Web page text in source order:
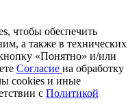
чтобы обеспечить
а также в технических
«Понятно» и/или
Согласие на обработку
cookies и иные
с Политикой